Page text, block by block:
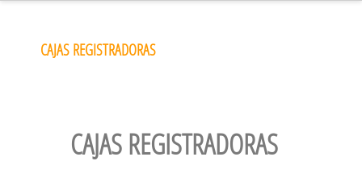
CAJAS REGISTRADORAS
CAJAS REGISTRADORAS